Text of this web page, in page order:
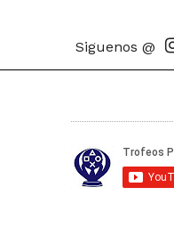
Siguenos @